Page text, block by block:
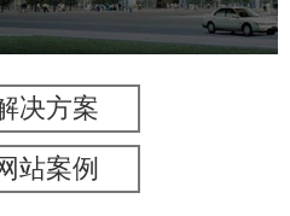
决方案
站案例